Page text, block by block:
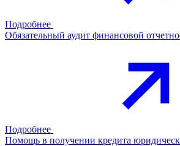
Подробнее
Обязательный аудит финансовой
Подробнее
Помощь в получении кредита